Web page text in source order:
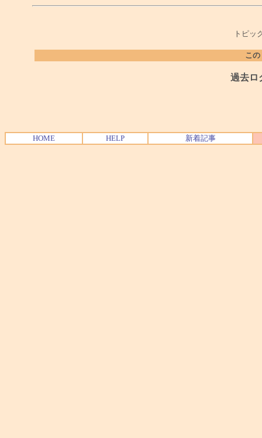
トピッ
こ
過去ロ
HOME HELP 新着記事